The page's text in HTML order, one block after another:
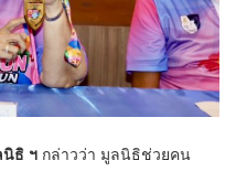
นิธิ ฯ กล่าวว่า มูลนิธิช่วยคน